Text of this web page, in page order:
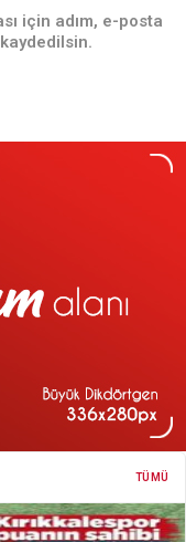
için adım, e-posta
TÜMÜ